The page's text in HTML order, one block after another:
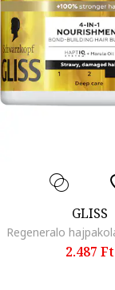
GLISS
2.487 Ft